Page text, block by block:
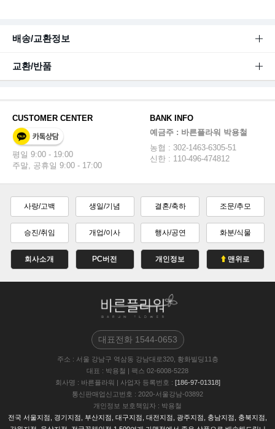
배송/교환정보
교환/반품
CUSTOMER CENTER
평일 9:00 - 19:00
주말, 공휴일 9:00 - 17:00
BANK INFO
예금주 : 바른플라워 박용철
농협 : 302-1463-6305-51
신한 : 110-496-474812
사랑/고백 생일/기념 결혼/축하 조문/추모
승진/취임 개업/이사 행사/공연 화분/식물
회사소개 PC버전 개인정보 맨위로
대표전화1544-0653
주소 : 서울 강남구 역삼동 강남대로320, 황화빌딩11층
대표 : 박용철 | 팩스 02-6008-5228
회사명 : 바른플라워 | 사업자 등록번호 : [186-97-01318]
통신판매업신고번호 : 2020-서울강남-03892
개인정보 보호책임자 : 박용철
전국 서울지점, 경기지점, 부산지점, 대구지점, 대전지점, 광주지점, 충남지점, 충북지점,